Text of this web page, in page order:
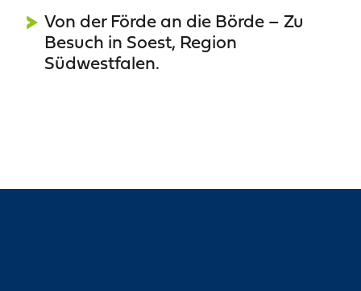
Von der Förde an die Börde – Zu
Besuch in Soest, Region
Südwestfalen.